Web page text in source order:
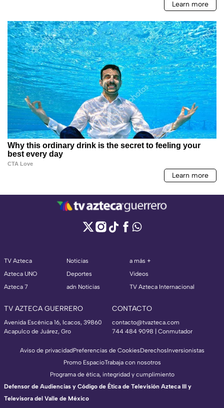
TV Azteca
Azteca UNO
Azteca 7
Noticias
Deportes
adn Noticias
a más +
Videos
TV Azteca Internacional
TV AZTECA GUERRERO
Avenida Escénica 16, Icacos, 39860
Acapulco de Juárez, Gro
CONTACTO
contacto@tvazteca.com
744 484 9098 | Conmutador
Aviso de privacidadPreferencias de CookiesDerechosInversionistas
Promo EspacioTrabaja con nosotros
Programa de ética, integridad y cumplimiento
Defensor de Audiencias y Código de Ética de Televisión Azteca III y
Televisora del Valle de México